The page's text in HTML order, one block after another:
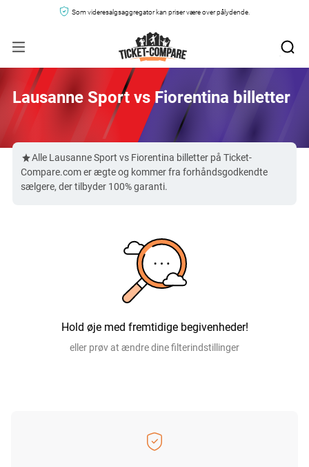
Som videresalgsaggregator kan priser være over pålydende.
Lausanne Sport vs Fiorentina billetter
Alle Lausanne Sport vs Fiorentina billetter på Ticket-
Compare.com er ægte og kommer fra forhåndsgodkendte
sælgere, der tilbyder 100% garanti.
Hold øje med fremtidige begivenheder!
eller prøv at ændre dine filterindstillinger